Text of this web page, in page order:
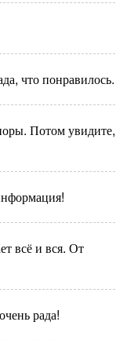
что понравилось.
Потом увидите,
всё и вся. От
рада!